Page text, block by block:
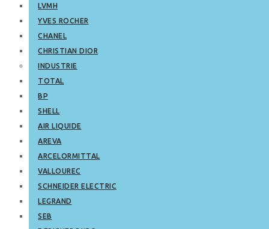
LVMH
YVES ROCHER
CHANEL
CHRISTIAN DIOR
INDUSTRIE
TOTAL
BP
SHELL
AIR LIQUIDE
AREVA
ARCELORMITTAL
VALLOUREC
SCHNEIDER ELECTRIC
LEGRAND
SEB